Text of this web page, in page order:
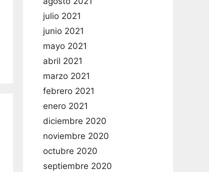
julio 2021
junio 2021
mayo 2021
abril 2021
marzo 2021
febrero 2021
enero 2021
diciembre 2020
noviembre 2020
octubre 2020
septiembre 2020